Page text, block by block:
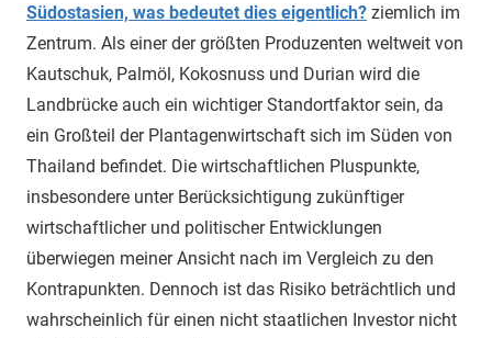
Südostasien, was bedeutet dies eigentlich? ziemlich im
Zentrum. Als einer der größten Produzenten weltweit von
Kautschuk, Palmöl, Kokosnuss und Durian wird die
Landbrücke auch ein wichtiger Standortfaktor sein, da
ein Großteil der Plantagenwirtschaft sich im Süden von
Thailand befindet. Die wirtschaftlichen Pluspunkte,
insbesondere unter Berücksichtigung zukünftiger
wirtschaftlicher und politischer Entwicklungen
überwiegen meiner Ansicht nach im Vergleich zu den
Kontrapunkten. Dennoch ist das Risiko beträchtlich und
wahrscheinlich für einen nicht staatlichen Investor nicht